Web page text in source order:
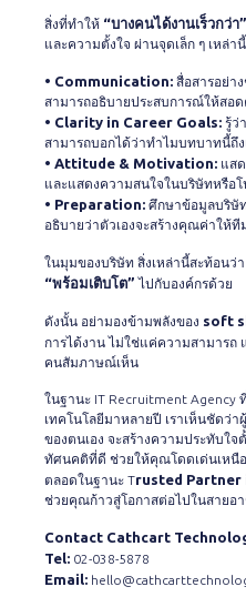
สิ่งที่ทำให้ “บางคนได้งานเร็วกว่า”
และความตั้งใจ ผ่านจุดเล็ก ๆ เหล่านี้
• Communication: สื่อสารอย่า
สามารถอธิบายประสบการณ์ให้สอ
• Clarity in Career Goals: รู้ว่
สามารถบอกได้ว่าทำไมบทบาทนี้ถึ
• Attitude & Motivation: แส
และแสดงความสนใจในบริษัทหรือโ
• Preparation: ศึกษาข้อมูลบริษั
อธิบายว่าตัวเองจะสร้างคุณค่าให้ที
ในมุมของบริษัท สิ่งเหล่านี้สะท้อนว่า
“พร้อมเติบโต” ไปกับองค์กรด้วย
ดังนั้น อย่ามองข้ามพลังของ soft
การได้งาน ไม่ใช่แค่ความสามาร
คนสัมภาษณ์เห็น
ในฐานะ IT Recruitment Agency
เทคโนโลยีมาหลายปี เราเห็นชัดว่
ของตนเอง จะสร้างความประทับใ
ทัศนคติที่ดี ช่วยให้คุณโดดเด่นเหนื
ตลอดในฐานะ Trusted Partner
ช่วยคุณก้าวสู่โอกาสต่อไปในสายอ
Contact Cathcart
Tel: 02-038-5878
Email: